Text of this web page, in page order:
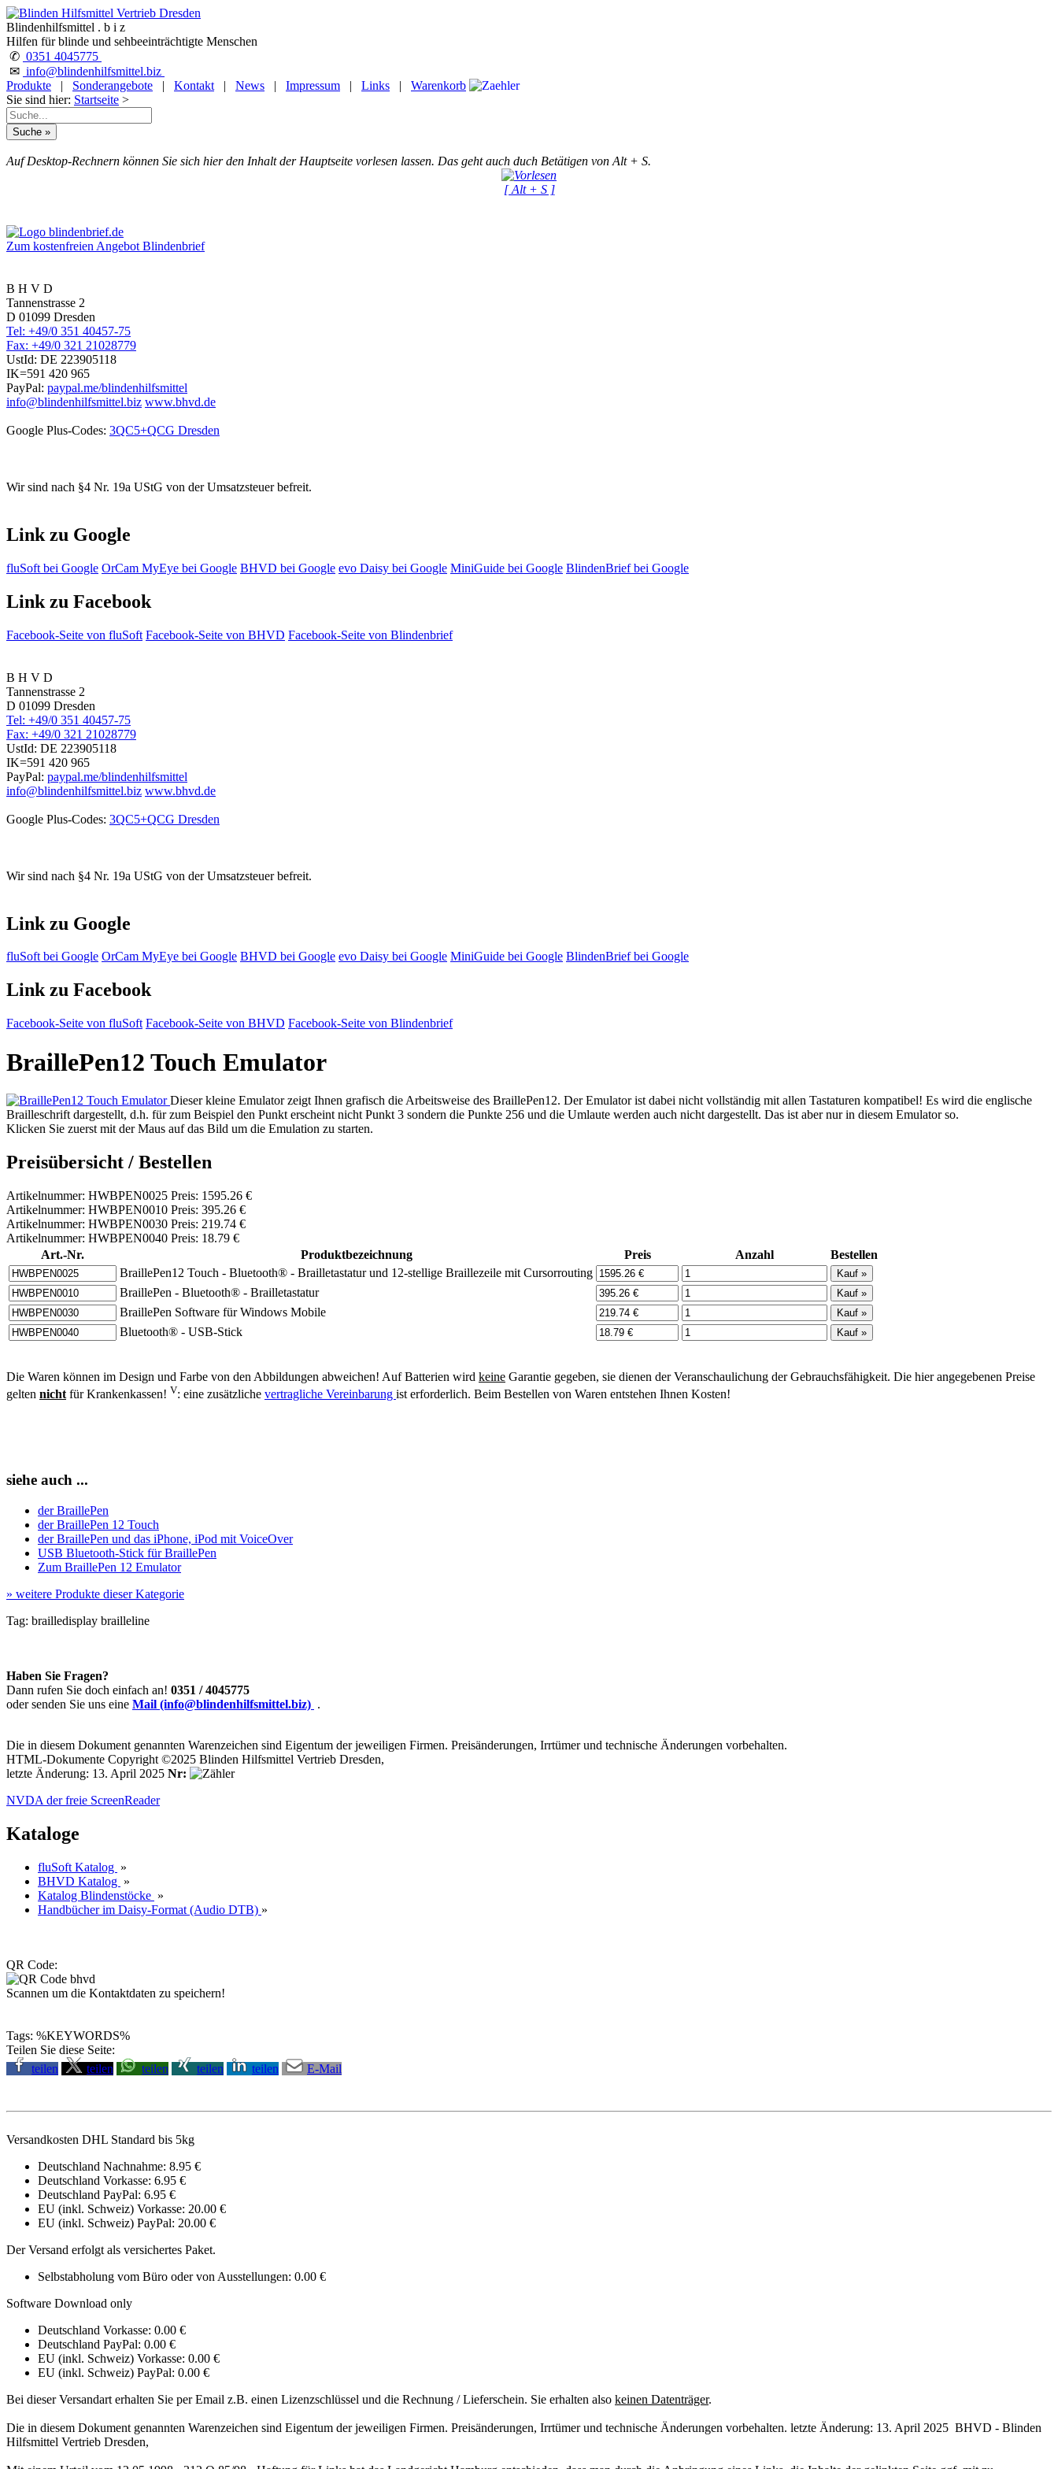
Blindenhilfsmittel . b i z
Hilfen für blinde und sehbeeinträchtigte Menschen
✆ 0351 4045775
✉ info@blindenhilfsmittel.biz
Produkte
| Sonderangebote | Kontakt | News | Impressum | Links |
Warenkorb
Sie sind hier: Startseite >
Auf Desktop-Rechnern können Sie sich hier den Inhalt der Hauptseite vorlesen lassen. Das geht auch duch Betätigen von Alt + S.
[ Alt + S ]
Zum kostenfreien Angebot Blindenbrief
B H V D
Tannenstrasse 2
D 01099 Dresden
Tel: +49/0 351 40457-75
Fax: +49/0 321 21028779
UstId: DE 223905118
IK=591 420 965
PayPal: paypal.me/blindenhilfsmittel
info@blindenhilfsmittel.biz www.bhvd.de
Google Plus-Codes: 3QC5+QCG Dresden
Wir sind nach §4 Nr. 19a UStG von der Umsatzsteuer befreit.
Link zu Google
fluSoft bei Google OrCam MyEye bei Google BHVD bei Google evo Daisy bei Google MiniGuide bei Google BlindenBrief bei Google
Link zu Facebook
Facebook-Seite von fluSoft Facebook-Seite von BHVD Facebook-Seite von Blindenbrief
B H V D
Tannenstrasse 2
D 01099 Dresden
Tel: +49/0 351 40457-75
Fax: +49/0 321 21028779
UstId: DE 223905118
IK=591 420 965
PayPal: paypal.me/blindenhilfsmittel
info@blindenhilfsmittel.biz www.bhvd.de
Google Plus-Codes: 3QC5+QCG Dresden
Wir sind nach §4 Nr. 19a UStG von der Umsatzsteuer befreit.
Link zu Google
fluSoft bei Google OrCam MyEye bei Google BHVD bei Google evo Daisy bei Google MiniGuide bei Google BlindenBrief bei Google
Link zu Facebook
Facebook-Seite von fluSoft Facebook-Seite von BHVD Facebook-Seite von Blindenbrief
BraillePen12 Touch Emulator
Dieser kleine Emulator zeigt Ihnen grafisch die Arbeitsweise des BraillePen12. Der Emulator ist dabei nicht vollständig mit allen Tastaturen kompatibel! Es wird die englische
Brailleschrift dargestellt, d.h. für zum Beispiel den Punkt erscheint nicht Punkt 3 sondern die Punkte 256 und die Umlaute werden auch nicht dargestellt. Das ist aber nur in diesem Emulator so.
Klicken Sie zuerst mit der Maus auf das Bild um die Emulation zu starten.
Preisübersicht / Bestellen
Artikelnummer: HWBPEN0025 Preis: 1595.26 €
Artikelnummer: HWBPEN0010 Preis: 395.26 €
Artikelnummer: HWBPEN0030 Preis: 219.74 €
Artikelnummer: HWBPEN0040 Preis: 18.79 €
Art.-Nr.
Produktbezeichnung Preis Anzahl
Bestellen
BraillePen12 Touch - Bluetooth® - Brailletastatur und 12-stellige Braillezeile mit Cursorrouting
BraillePen - Bluetooth® - Brailletastatur
BraillePen Software für Windows Mobile
Bluetooth® - USB-Stick
Die Waren können im Design und Farbe von den Abbildungen abweichen! Auf Batterien wird keine Garantie gegeben, sie dienen der Veranschaulichung der Gebrauchsfähigkeit. Die hier angegebenen Preise
gelten nicht für Krankenkassen! V: eine zusätzliche vertragliche Vereinbarung ist erforderlich. Beim Bestellen von Waren entstehen Ihnen Kosten!
siehe auch ...
der BraillePen
der BraillePen 12 Touch
der BraillePen und das iPhone, iPod mit VoiceOver
USB Bluetooth-Stick für BraillePen
Zum BraillePen 12 Emulator
» weitere Produkte dieser Kategorie
Tag: brailledisplay brailleline
Haben Sie Fragen?
Dann rufen Sie doch einfach an! 0351 / 4045775
oder senden Sie uns eine Mail (info@blindenhilfsmittel.biz) .
Die in diesem Dokument genannten Warenzeichen sind Eigentum der jeweiligen Firmen. Preisänderungen, Irrtümer und technische Änderungen vorbehalten.
HTML-Dokumente Copyright ©2025 Blinden Hilfsmittel Vertrieb Dresden,
letzte Änderung: 13. April 2025 Nr:
NVDA der freie ScreenReader
Kataloge
fluSoft Katalog »
BHVD Katalog »
Katalog Blindenstöcke »
Handbücher im Daisy-Format (Audio DTB) »
QR Code:
Scannen um die Kontaktdaten zu speichern!
Tags: %KEYWORDS%
Teilen Sie diese Seite:
teilen
teilen teilen teilen teilen E-Mail
Versandkosten DHL Standard bis 5kg
Deutschland Nachnahme: 8.95 €
Deutschland Vorkasse: 6.95 €
Deutschland PayPal: 6.95 €
EU (inkl. Schweiz) Vorkasse: 20.00 €
EU (inkl. Schweiz) PayPal: 20.00 €
Der Versand erfolgt als versichertes Paket.
Selbstabholung vom Büro oder von Ausstellungen: 0.00 €
Software Download only
Deutschland Vorkasse: 0.00 €
Deutschland PayPal: 0.00 €
EU (inkl. Schweiz) Vorkasse: 0.00 €
EU (inkl. Schweiz) PayPal: 0.00 €
Bei dieser Versandart erhalten Sie per Email z.B. einen Lizenzschlüssel und die Rechnung / Lieferschein. Sie erhalten also keinen Datenträger.
Die in diesem Dokument genannten Warenzeichen sind Eigentum der jeweiligen Firmen. Preisänderungen, Irrtümer und technische Änderungen vorbehalten. letzte Änderung: 13. April 2025 BHVD - Blinden
Hilfsmittel Vertrieb Dresden,